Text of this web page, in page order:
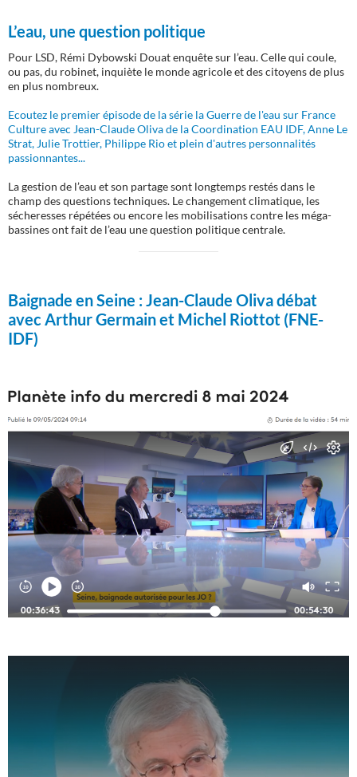
L’eau, une question politique
Pour LSD, Rémi Dybowski Douat enquête sur l’eau. Celle qui coule,
ou pas, du robinet, inquiète le monde agricole et des citoyens de plus
en plus nombreux.
Ecoutez le premier épisode de la série la Guerre de l'eau sur France
Culture avec Jean-Claude Oliva de la Coordination EAU IDF, Anne Le
Strat, Julie Trottier, Philippe Rio et plein d'autres personnalités
passionnantes...
La gestion de l’eau et son partage sont longtemps restés dans le
champ des questions techniques. Le changement climatique, les
sécheresses répétées ou encore les mobilisations contre les méga-
bassines ont fait de l’eau une question politique centrale.
Baignade en Seine :Jean-Claude Oliva débat
avec Arthur Germain et Michel Riottot (FNE-
IDF)